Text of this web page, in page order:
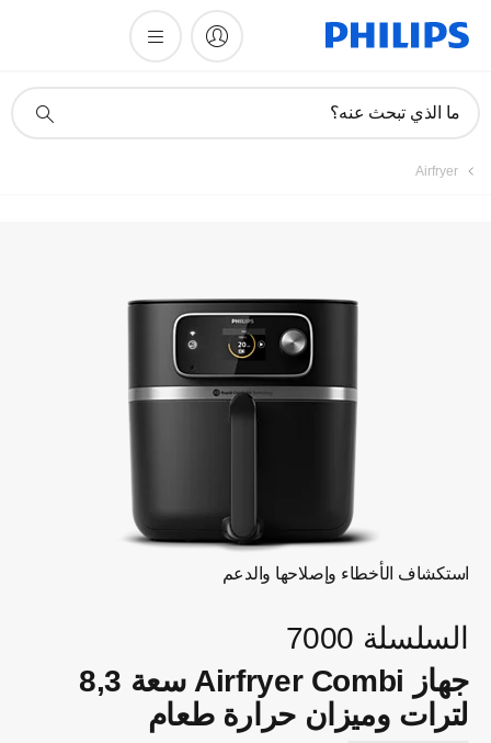
دعم
ما الذي تبحث عنه؟
Airfryer
استكشاف الأخطاء وإصلاحها والدعم
السلسلة 7000
جهاز Airfryer Combi سعة 8,3
لترات وميزان حرارة طعام
الدلائل والمستندات